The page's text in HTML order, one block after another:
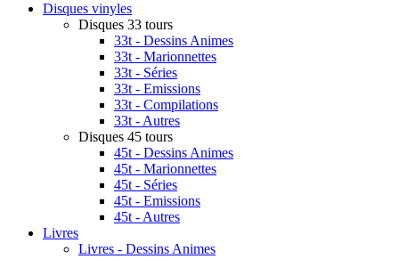
Disques vinyles
Disques 33 tours
33t - Dessins Animes
33t - Marionnettes
33t - Séries
33t - Emissions
33t - Compilations
33t - Autres
Disques 45 tours
45t - Dessins Animes
45t - Marionnettes
45t - Séries
45t - Emissions
45t - Autres
Livres
Livres - Dessins Animes